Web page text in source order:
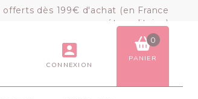
dès 199€ d'achat (en France
métropolitaine)
CONNEXION
0
PANIER
PANIER COMMANDER